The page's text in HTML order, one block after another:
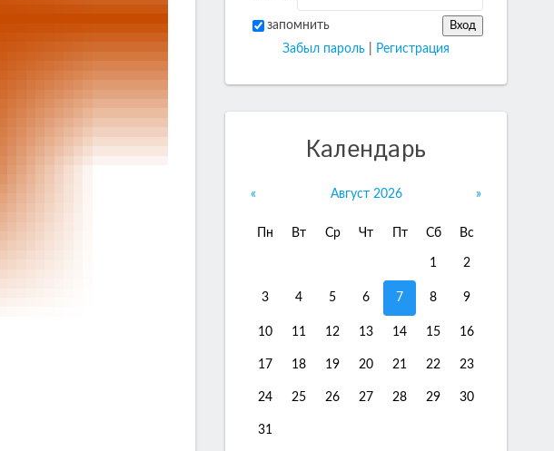
запомнить
Забыл пароль
Регистрация
Календарь
« Август 2026 »
Пн Вт Ср Чт Пт Сб Вс
1 2
3 4 5 6 7 8 9
10 11 12 13 14 15 16
17 18 19 20 21 22 23
24 25 26 27 28 29 30
31